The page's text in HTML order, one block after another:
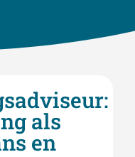
als
en